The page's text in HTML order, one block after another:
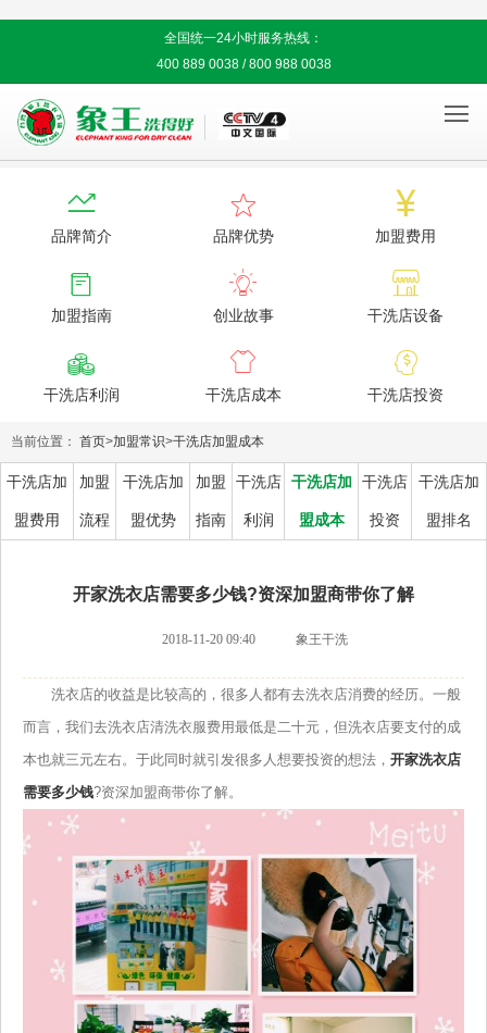
全国统一24小时服务热线：
400 889 0038 / 800 988 0038


品牌简介

品牌优势

加盟费用

加盟指南

创业故事

干洗店设备

干洗店利润

干洗店成本

干洗店投资
当前位置： 首页>加盟常识>干洗店加盟成本
干洗店加
盟费用
加盟
流程
干洗店加
盟优势
加盟
指南
干洗店
利润
干洗店加
盟成本
干洗店
投资
干洗店加
盟排名
开家洗衣店需要多少钱?资深加盟商带你了解
2018-11-20 09:40 象王干洗
洗衣店的收益是比较高的，很多人都有去洗衣店消费的经历。一般
而言，我们去洗衣店清洗衣服费用最低是二十元，但洗衣店要支付的成
本也就三元左右。于此同时就引发很多人想要投资的想法， 开家洗衣店
需要多少钱?资深加盟商带你了解。